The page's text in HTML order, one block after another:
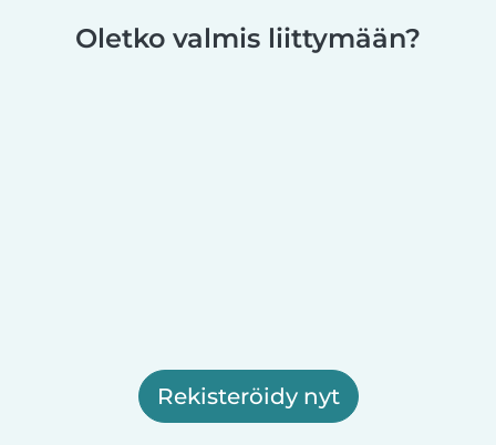
Oletko valmis liittymään?
Rekisteröidy nyt